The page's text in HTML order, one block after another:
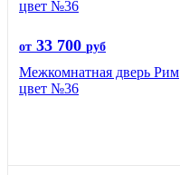
от 33 700 руб
Межкомнатная дверь Рим
цвет №36